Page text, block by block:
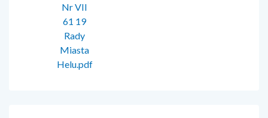
Nr VII
61 19
Rady
Miasta
Helu.pdf